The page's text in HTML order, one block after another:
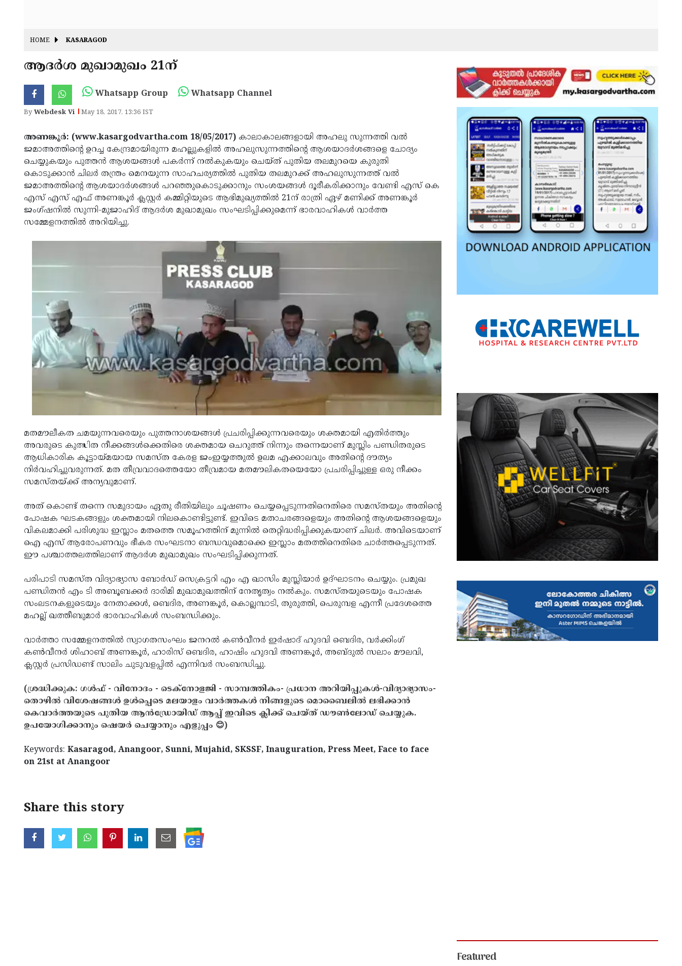
HOME KASARAGOD
ആദര്‍ശ മുഖാമുഖം 21ന്
Whatsapp Group Whatsapp Channel
ByWebdesk Vi May 18, 2017, 13:36 IST
അണങ്കൂര്‍: (www.kasargodvartha.com 18/05/2017) കാലാകാലങ്ങളായി അഹലു സുന്നത്തി വല്‍
ജമാഅത്തിന്റെ ഉറച്ച കേന്ദ്രമായിരുന്ന മഹല്ലുകളില്‍ അഹലുസുന്നത്തിന്റെ ആശയാദര്‍ശങ്ങളെ ചോദ്യം
ചെയ്യുകയും പുത്തന്‍ ആശയങ്ങള്‍ പകര്‍ന്ന് നല്‍കുകയും ചെയ്ത് പുതിയ തലമുറയെ കുരുതി
കൊടുക്കാന്‍ ചിലര്‍ തന്ത്രം മെനയുന്ന സാഹചര്യത്തില്‍ പുതിയ തലമുറക്ക് അഹലുസുന്നത്ത് വല്‍
ജമാഅത്തിന്റെ ആശയാദര്‍ശങ്ങള്‍ പറഞ്ഞുകൊടുക്കാനും സംശയങ്ങള്‍ ദൂരീകരിക്കാനും വേണ്ടി എസ് കെ
എസ് എസ് എഫ് അണങ്കൂര്‍ ക്ലസ്റ്റര്‍ കമ്മിറ്റിയുടെ ആഭിമുഖ്യത്തില്‍ 21ന് രാത്രി ഏഴ് മണിക്ക് അണങ്കൂര്‍
ജംഗ്ഷനില്‍ സുന്നി-മുജാഹിദ് ആദര്‍ശ മുഖാമുഖം സംഘടിപ്പിക്കുമെന്ന് ഭാരവാഹികള്‍ വാര്‍ത്ത
സമ്മേളനത്തില്‍ അറിയിച്ചു.
മതമൗലീകത ചമയുന്നവരെയും പുത്തനാശയങ്ങള്‍ പ്രചരിപ്പിക്കുന്നവരെയും ശക്തമായി എതിര്‍ത്തും
അവരുടെ കുത്സിത നീക്കങ്ങള്‍ക്കെതിരെ ശക്തമായ ചെറുത്ത് നിന്നും തന്നെയാണ് മുസ്ലിം പണ്ഡിതരുടെ
ആധികാരിക കൂട്ടായ്മയായ സമസ്ത കേരള ജംഇയ്യത്തുല്‍ ഉലമ എക്കാലവും അതിന്റെ ദൗത്യം
നിര്‍വഹിച്ചുവരുന്നത്. മത തീവ്രവാദത്തെയോ തീവ്രമായ മതമൗലികതയെയോ പ്രചരിപ്പിച്ചുള്ള ഒരു നീക്കം
സമസ്തയ്ക്ക് അന്യവുമാണ്.
അത് കൊണ്ട് തന്നെ സമുദായം ഏതു രീതിയിലും ചൂഷണം ചെയ്യപ്പെടുന്നതിനെതിരെ സമസ്തയും അതിന്റെ
പോഷക ഘടകങ്ങളും ശക്തമായി നിലകൊണ്ടിട്ടുണ്ട്. ഇവിടെ മതാചരങ്ങളെയും അതിന്റെ ആശയങ്ങളെയും
വികലമാക്കി പരിശുദ്ധ ഇസ്ലാം മതത്തെ സമൂഹത്തിന് മുന്നില്‍ തെറ്റിദ്ധരിപ്പിക്കുകയാണ് ചിലര്‍. അവിടെയാണ്
ഐ എസ് ആരോപണവും ഭീകര സംഘടനാ ബന്ധവുമൊക്കെ ഇസ്ലാം മതത്തിനെതിരെ ചാര്‍ത്തപ്പെടുന്നത്.
ഈ പശ്ചാത്തലത്തിലാണ് ആദര്‍ശ മുഖാമുഖം സംഘടിപ്പിക്കുന്നത്.
പരിപാടി സമസ്ത വിദ്യാഭ്യാസ ബോര്‍ഡ് സെക്രട്ടറി എം എ ഖാസിം മുസ്ലിയാര്‍ ഉദ്ഘാടനം ചെയ്യും. പ്രമുഖ
പണ്ഡിതന്‍ എം ടി അബൂബക്കര്‍ ദാരിമി മുഖാമുഖത്തിന് നേതൃത്വം നല്‍കും. സമസ്തയുടെയും പോഷക
സംലടനകളുടെയും നേതാക്കള്‍, ബെദിര, അണങ്കൂര്‍, കൊല്ലമ്പാടി, തുരുത്തി, പെരുമ്പള എന്നീ പ്രദേശത്തെ
മഹല്ല് ഖത്തീബുമാര്‍ ഭാരവാഹികള്‍ സംബന്ധിക്കും.
വാര്‍ത്താ സമ്മേളനത്തില്‍ സ്വാഗതസംഘം ജനറല്‍ കണ്‍വീനര്‍ ഇര്‍ഷാദ് ഹുദവി ബെദിര, വര്‍ക്കിംഗ്
കണ്‍വീനര്‍ ശിഹാബ് അണങ്കൂര്‍, ഹാരിസ് ബെദിര, ഹാഷിം ഹുദവി അണങ്കൂര്‍, അബ്ദുല്‍ സലാം മൗലവി,
ക്ലസ്റ്റര്‍ പ്രസിഡണ്ട് സാലിം ചുടുവളപ്പില്‍ എന്നിവര്‍ സംബന്ധിച്ചു.
(ശ്രദ്ധിക്കുക: ഗൾഫ് - വിനോദം - ടെക്നോളജി - സാമ്പത്തികം- പ്രധാന അറിയിപ്പുകൾ-വിദ്യാഭ്യാസം-
തൊഴിൽ വിശേഷങ്ങൾ ഉൾപ്പെടെ മലയാളം വാർത്തകൾ നിങ്ങളുടെ മൊബൈലിൽ ലഭിക്കാൻ
കെവാർത്തയുടെ പുതിയ ആൻഡ്രോയിഡ് ആപ്പ് ഇവിടെ ക്ലിക്ക് ചെയ്ത് ഡൗൺലോഡ് ചെയ്യുക.
ഉപയോഗിക്കാനും ഷെയർ ചെയ്യാനും എളുപ്പം 😊)
Keywords: Kasaragod, Anangoor, Sunni, Mujahid, SKSSF, Inauguration, Press Meet, Face to face
on 21st at Anangoor
Share this story
Featured